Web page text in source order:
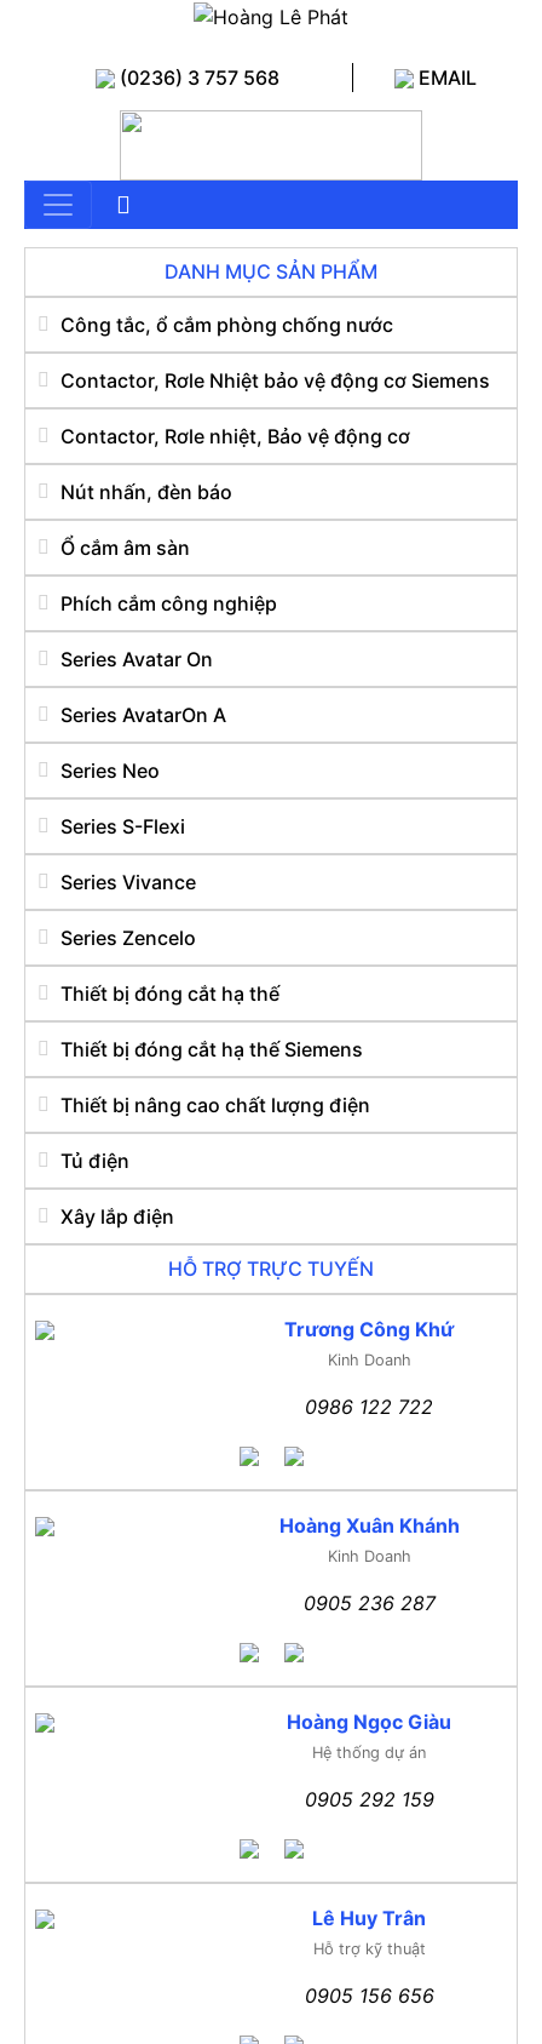
(0236) 3 757 568 EMAIL
DANH MỤC SẢN PHẨM
Công tắc, ổ cắm phòng chống nước
Contactor, Rơle Nhiệt bảo vệ động cơ Siemens
Contactor, Rơle nhiệt, Bảo vệ động cơ
Nút nhấn, đèn báo
Ổ cắm âm sàn
Phích cắm công nghiệp
Series Avatar On
Series AvatarOn A
Series Neo
Series S-Flexi
Series Vivance
Series Zencelo
Thiết bị đóng cắt hạ thế
Thiết bị đóng cắt hạ thế Siemens
Thiết bị nâng cao chất lượng điện
Tủ điện
Xây lắp điện
HỖ TRỢ TRỰC TUYẾN
Trương Công Khứ
Kinh Doanh
0986 122 722
Hoàng Xuân Khánh
Kinh Doanh
0905 236 287
Hoàng Ngọc Giàu
Hệ thống dự án
0905 292 159
Lê Huy Trân
Hỗ trợ kỹ thuật
0905 156 656